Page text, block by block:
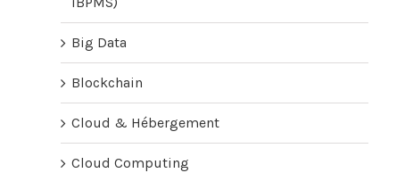
Big Data
Blockchain
Cloud & Hébergement
Cloud Computing